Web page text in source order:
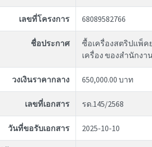
เลขที่โครงการ 68089582766
ชื่อประกาศ
ซื้อเครื่องสตริปแพ็ค
เครื่อง ของสำนักงา
วงเงินราคากลาง 650,000.00 บาท
เลขที่เอกสาร รด.145/2568
วันที่ขอรับเอกสาร 2025-10-10